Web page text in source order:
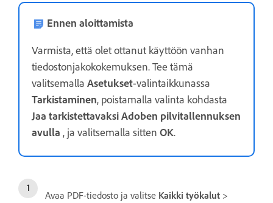
Ennen aloittamista
Varmista, että olet ottanut käyttöön vanhan
tiedostonjakokokemuksen. Tee tämä
valitsemalla Asetukset-valintaikkunassa
Tarkistaminen, poistamalla valinta kohdasta
Jaa tarkistettavaksi Adoben pilvitallennuksen
avulla , ja valitsemalla sitten OK.
Avaa PDF-tiedosto ja valitse Kaikki työkalut >